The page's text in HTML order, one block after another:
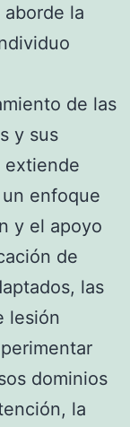
la
de las
y sus
extiende
enfoque
y el apoyo
de
las
lesión
dominios
la